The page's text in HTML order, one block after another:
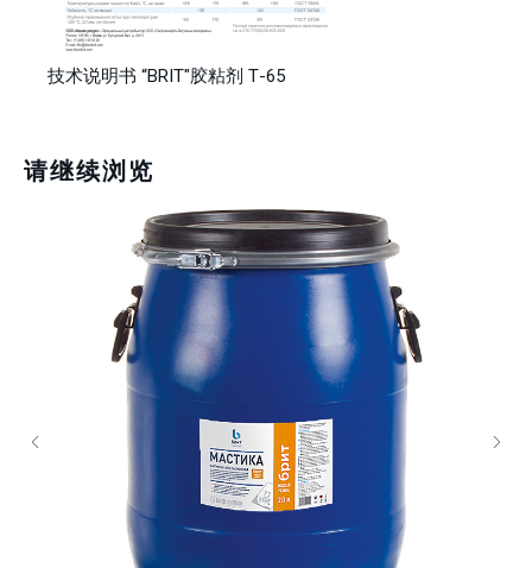
技术说明书 “BRIT"胶粘剂 Т-65
请继续浏览